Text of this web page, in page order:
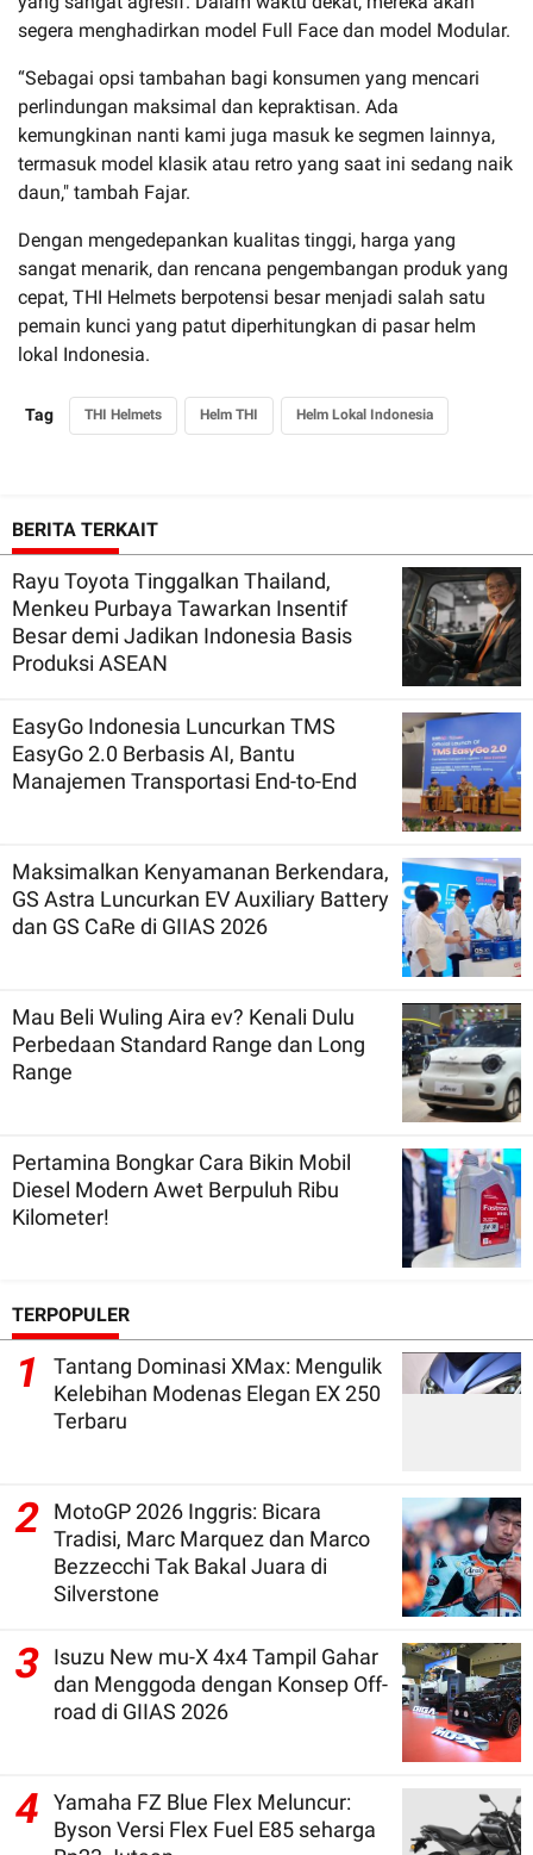
segera menghadirkan model Full Face dan model Modular.
“Sebagai opsi tambahan bagi konsumen yang mencari
perlindungan maksimal dan kepraktisan. Ada
kemungkinan nanti kami juga masuk ke segmen lainnya,
termasuk model klasik atau retro yang saat ini sedang naik
daun," tambah Fajar.
Dengan mengedepankan kualitas tinggi, harga yang
sangat menarik, dan rencana pengembangan produk yang
cepat, THI Helmets berpotensi besar menjadi salah satu
pemain kunci yang patut diperhitungkan di pasar helm
lokal Indonesia.
Tag THI Helmets Helm THI Helm Lokal Indonesia
BERITA TERKAIT
Rayu Toyota Tinggalkan Thailand,
Menkeu Purbaya Tawarkan Insentif
Besar demi Jadikan Indonesia Basis
Produksi ASEAN
EasyGo Indonesia Luncurkan TMS
EasyGo 2.0 Berbasis AI, Bantu
Manajemen Transportasi End-to-End
Maksimalkan Kenyamanan Berkendara,
GS Astra Luncurkan EV Auxiliary Battery
dan GS CaRe di GIIAS 2026
Mau Beli Wuling Aira ev? Kenali Dulu
Perbedaan Standard Range dan Long
Range
Pertamina Bongkar Cara Bikin Mobil
Diesel Modern Awet Berpuluh Ribu
Kilometer!
TERPOPULER
1
Tantang Dominasi XMax: Mengulik
Kelebihan Modenas Elegan EX 250
Terbaru
2
MotoGP 2026 Inggris: Bicara
Tradisi, Marc Marquez dan Marco
Bezzecchi Tak Bakal Juara di
Silverstone
3
Isuzu New mu-X 4x4 Tampil Gahar
dan Menggoda dengan Konsep Off-
road di GIIAS 2026
4
Yamaha FZ Blue Flex Meluncur:
Byson Versi Flex Fuel E85 seharga